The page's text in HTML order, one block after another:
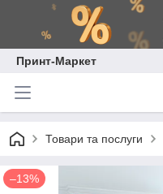
Принт-Маркет
Товари та послуги
–13%